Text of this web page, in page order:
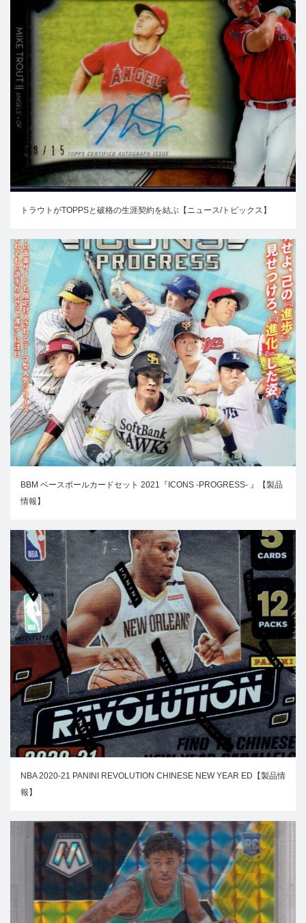
トラウトがTOPPSと破格の生涯契約を結ぶ【ニュース/トピックス】
BBM ベースボールカードセット 2021『ICONS -PROGRESS- 』【製品
情報】
NBA 2020-21 PANINI REVOLUTION CHINESE NEW YEAR ED【製品情
報】